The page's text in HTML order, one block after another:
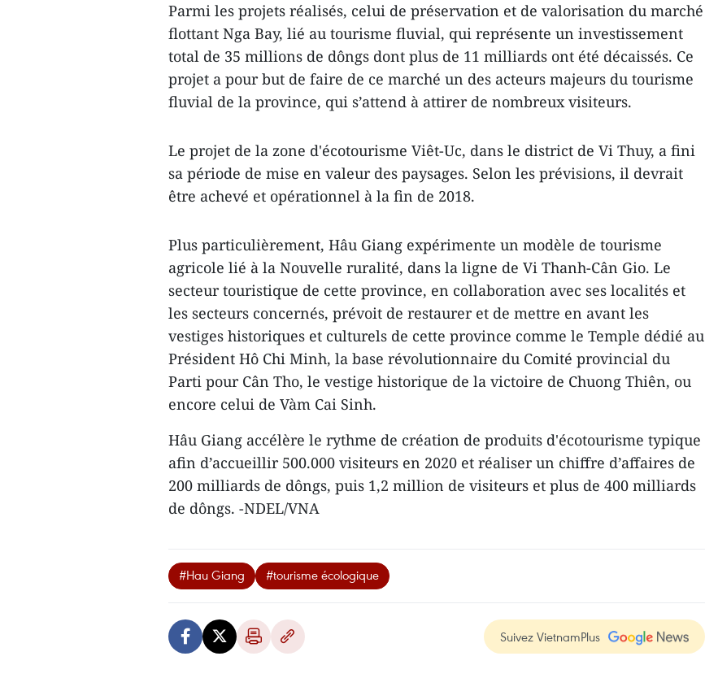
Parmi les projets réalisés, ​celui de préservation et de valorisation du marché
flottant Nga Bay, lié au tourisme fluvial, qui représente un investissement
total de 35 millions de dôngs dont plus de 11 milliards ont été décaissés. Ce
projet a pour but de faire de ce marché un des acteurs majeurs du tourisme
fluvial de la province, qui s’attend à attirer de nombreux visiteurs.
Le projet de la zone d'écotouris​me Viêt-Uc, dans le district de Vi Thuy, a fini
sa période de mise en valeur des paysages. Selon les prévisions, il devrait
être achev​é et opérationnel à la fin de 2018.
Plus particulièrement, Hâu Giang expérimente un modèle de tourisme
agricole lié à la Nouvelle ruralité, dans la ligne de Vi Thanh-Cân Gio. Le
secteur touristique de cette province, en collaboration avec ses localités et
les secteurs concernés, prévoit de restaurer et de mettre en avant les
vestiges historiques et culturels de cette province ​comme le Temple dédié ​au
Président Hô Chi Minh, la base révolutionnaire du Comité provincial du
Parti pour Cân Tho, le vestige historique de la victoire de Chuong Thiên, ou
encore celui de Vàm Cai Sinh.
Hâu Giang accélère le rythme de création de produits ​d'écotourisme typique
afin d’accueillir 500.000 visiteurs en 2020 et réaliser un chiffre d’affaires de
200 milliards de dôngs, ​puis 1,2 million de visiteurs et plus de 400 milliards
de dôngs. -NDEL/VNA
#Hau Giang #tourisme écologique
Suivez VietnamPlus